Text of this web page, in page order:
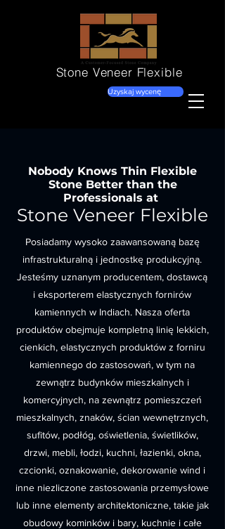
Stone Veneer Flexible
Uzyskaj wycenę
Nobody Knows Thin Flexible
Stone Better than the
Professionals at
Stone Veneer Flexible
Posiadamy wysoko zaawansowaną bazę
infrastrukturalną i jednostkę produkcyjną.
Jesteśmy uznanym producentem, dostawcą
i eksporterem elastycznych fornirów
kamiennych w Indiach. Nasza oferta
produktów obejmuje kompletną linię lekkich,
cienkich, elastycznych produktów z forniru
kamiennego do zastosowań, w tym na
zewnątrz budynków mieszkalnych i
komercyjnych, na zewnątrz pomieszczeń
mieszkalnych, znaków, ścian wewnętrznych,
sufitów, podłóg, oświetlenia, świetlików,
drzwi, mebli, łodzi, kuchni, łazienki, okna,
czcionki, oznakowanie, dekorowanie wind i
inne niezliczone zastosowania przemysłowe
lub inne elementy architektoniczne, takie jak
obudowy kominków i bary, kuchnie i całe